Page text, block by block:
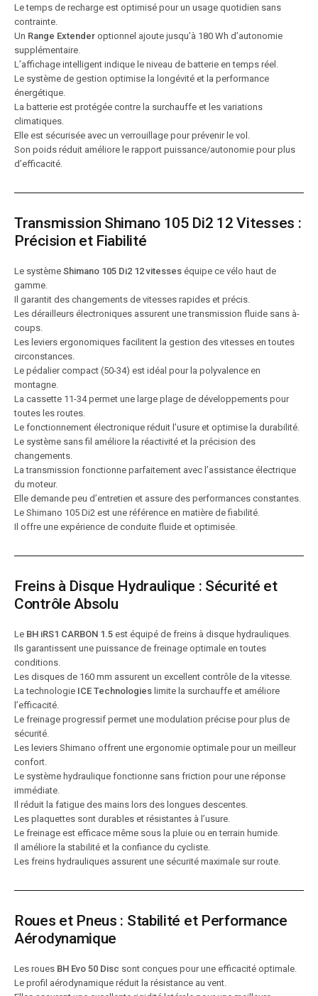
Le temps de recharge est optimisé pour un usage quotidien sans
contrainte.
Un Range Extender optionnel ajoute jusqu’à 180 Wh d’autonomie
supplémentaire.
L’affichage intelligent indique le niveau de batterie en temps réel.
Le système de gestion optimise la longévité et la performance
énergétique.
La batterie est protégée contre la surchauffe et les variations
climatiques.
Elle est sécurisée avec un verrouillage pour prévenir le vol.
Son poids réduit améliore le rapport puissance/autonomie pour plus
d’efficacité.
Transmission Shimano 105 Di2 12 Vitesses :
Précision et Fiabilité
Le système Shimano 105 Di2 12 vitesses équipe ce vélo haut de
gamme.
Il garantit des changements de vitesses rapides et précis.
Les dérailleurs électroniques assurent une transmission fluide sans à-
coups.
Les leviers ergonomiques facilitent la gestion des vitesses en toutes
circonstances.
Le pédalier compact (50-34) est idéal pour la polyvalence en
montagne.
La cassette 11-34 permet une large plage de développements pour
toutes les routes.
Le fonctionnement électronique réduit l’usure et optimise la durabilité.
Le système sans fil améliore la réactivité et la précision des
changements.
La transmission fonctionne parfaitement avec l’assistance électrique
du moteur.
Elle demande peu d’entretien et assure des performances constantes.
Le Shimano 105 Di2 est une référence en matière de fiabilité.
Il offre une expérience de conduite fluide et optimisée.
Freins à Disque Hydraulique : Sécurité et
Contrôle Absolu
Le BH iRS1 CARBON 1.5 est équipé de freins à disque hydrauliques.
Ils garantissent une puissance de freinage optimale en toutes
conditions.
Les disques de 160 mm assurent un excellent contrôle de la vitesse.
La technologie ICE Technologies limite la surchauffe et améliore
l’efficacité.
Le freinage progressif permet une modulation précise pour plus de
sécurité.
Les leviers Shimano offrent une ergonomie optimale pour un meilleur
confort.
Le système hydraulique fonctionne sans friction pour une réponse
immédiate.
Il réduit la fatigue des mains lors des longues descentes.
Les plaquettes sont durables et résistantes à l’usure.
Le freinage est efficace même sous la pluie ou en terrain humide.
Il améliore la stabilité et la confiance du cycliste.
Les freins hydrauliques assurent une sécurité maximale sur route.
Roues et Pneus : Stabilité et Performance
Aérodynamique
Les roues BH Evo 50 Disc sont conçues pour une efficacité optimale.
Le profil aérodynamique réduit la résistance au vent.